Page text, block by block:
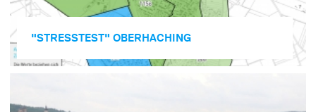
"STRESSTEST" OBERHACHING